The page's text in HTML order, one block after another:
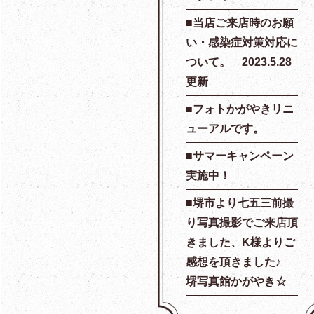
当店ご来店時のお願
い・感染症対策対応に
ついて。 2023.5.28
更新
フォトかがやきリニ
ューアルです。
サマーキャンペーン
実施中！
堺市より七五三前撮
り写真撮影でご来店頂
きました、K様よりご
感想を頂きました♪
堺写真館かがやき☆